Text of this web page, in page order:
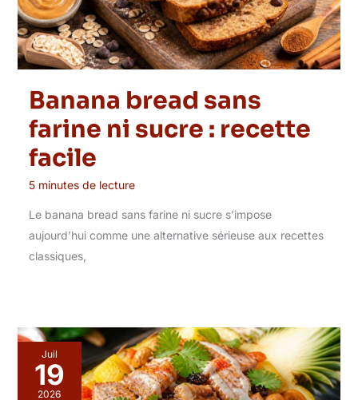
Banana bread sans
farine ni sucre : recette
facile
5 minutes de lecture
Le banana bread sans farine ni sucre s’impose
aujourd’hui comme une alternative sérieuse aux recettes
classiques,
Juil
19
2026